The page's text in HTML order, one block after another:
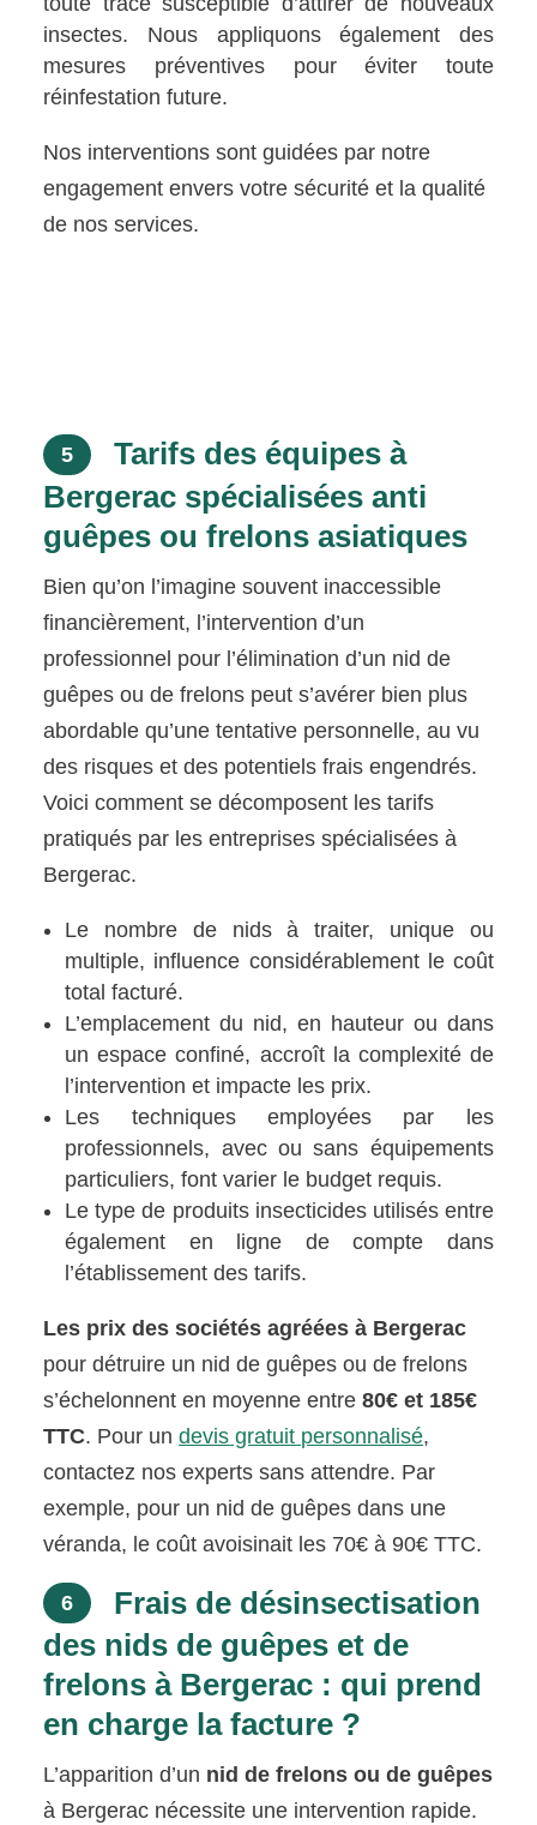
insectes. Nous appliquons également des
mesures préventives pour éviter toute
réinfestation future.
Nos interventions sont guidées par notre
engagement envers votre sécurité et la qualité
de nos services.
5
Tarifs des équipes à
Bergerac spécialisées anti
guêpes ou frelons asiatiques
Bien qu’on l’imagine souvent inaccessible
financièrement, l’intervention d’un
professionnel pour l’élimination d’un nid de
guêpes ou de frelons peut s’avérer bien plus
abordable qu’une tentative personnelle, au vu
des risques et des potentiels frais engendrés.
Voici comment se décomposent les tarifs
pratiqués par les entreprises spécialisées à
Bergerac.
Le nombre de nids à traiter, unique ou
multiple, influence considérablement le coût
total facturé.
L’emplacement du nid, en hauteur ou dans
un espace confiné, accroît la complexité de
l’intervention et impacte les prix.
Les techniques employées par les
professionnels, avec ou sans équipements
particuliers, font varier le budget requis.
Le type de produits insecticides utilisés entre
également en ligne de compte dans
l’établissement des tarifs.
Les prix des sociétés agréées à Bergerac
pour détruire un nid de guêpes ou de frelons
s’échelonnent en moyenne entre80€ et 185€
TTC. Pour undevis gratuit personnalisé,
contactez nos experts sans attendre. Par
exemple, pour un nid de guêpes dans une
véranda, le coût avoisinait les 70€ à 90€ TTC.
6
Frais de désinsectisation
des nids de guêpes et de
frelons à Bergerac : qui prend
en charge la facture ?
L’apparition d’un nid de frelons ou de guêpes
à Bergerac nécessite une intervention rapide.